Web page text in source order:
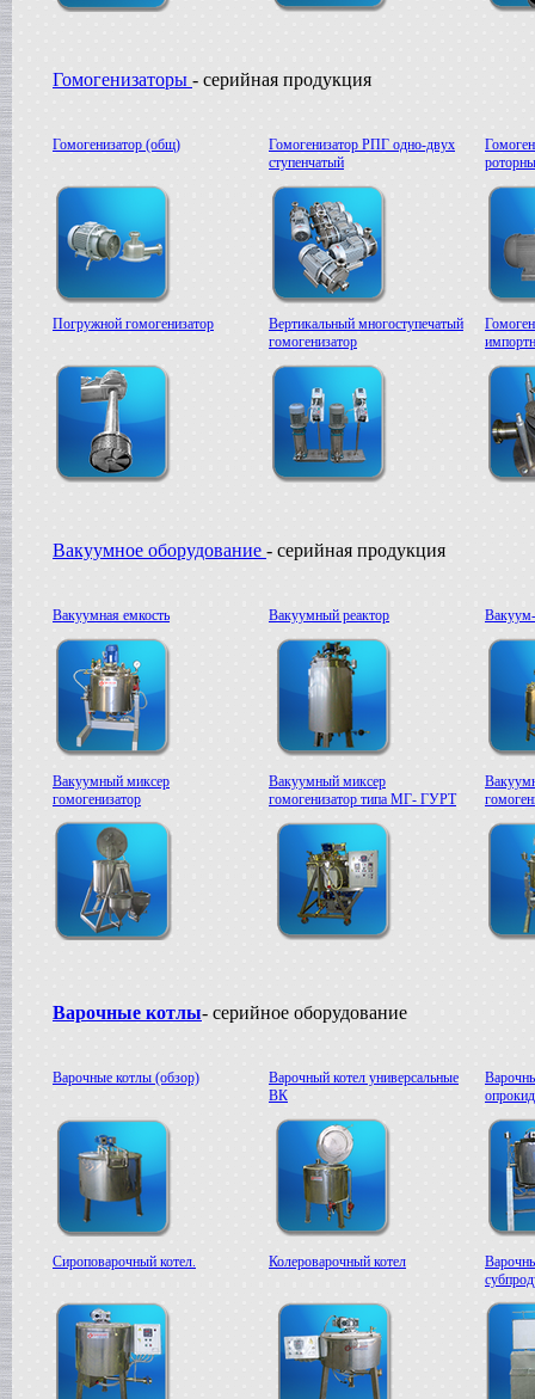
в г. Саратов
Вакуумный реактор
в г. Липецк
в г. Ковров
в г. Воронеж
Вакуумный миксер-гомогенизатор
в г. Волгоград
Сироповарочный котел
Сироповарочный котел
в г. Воронеж
Пищевой насос
в г. Дмитров
Сироповарочный котел
в г. Рязань
Варочный котел
Диссольвер
в г. Саратов
Дражировочная машина
в г. Камышин
в г. Алексин
Варочный котел
в г.Воронеж
Жиротопка
в г. Видное
Смеситель типа "Пьяная бочка"
Колероварочный котел
Плавитель жира
в г. Ряжск
в г. Ростов на Дону
Пищевой насос
в г. Саратов
Автоклав
в г. Брянск
Гомогенизатор
в г. Тверь
в г. Спаск
Линия для сгущенного молока
в г. Пермь
Вакуум-выпарной аппарат
в г.Бронницы
Гомогенизаторы - серийная продукция
Гомогенизатор (общ)
Гомогенизатор РПГ одно-двух
ступенчатый
Погружной гомогенизатор
Вертикальный многоступечатый
гомогенизатор
Вакуумное оборудование - серийная продукция
Вакуумная емкость Вакуумный реактор
Вакуумный миксер
гомогенизатор
Вакуумный миксер
гомогенизатор типа МГ- ГУРТ
Варочные котлы- серийное оборудование
Варочные котлы (обзор)
Варочный котел универсальные
ВК
Сироповарочный котел. Колероварочный котел